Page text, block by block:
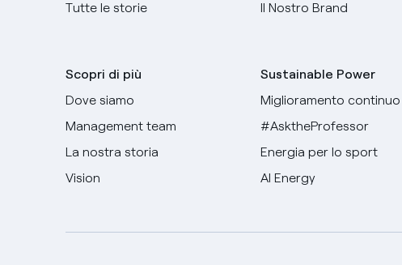
Tutte le storie
Scopri di più
Dove siamo
Management team
La nostra storia
Vision
Il Nostro Brand
Sustainable Power
Miglioramento continuo
#AsktheProfessor
Energia per lo sport
AI Energy